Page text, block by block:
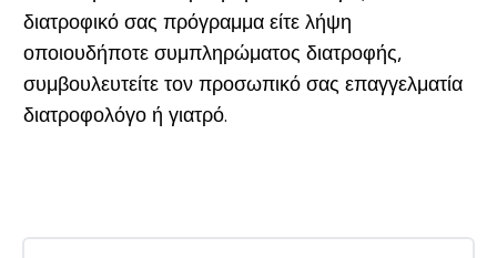
διατροφικό σας πρόγραμμα είτε λήψη
οποιουδήποτε συμπληρώματος διατροφής,
συμβουλευτείτε τον προσωπικό σας επαγγελματία
διατροφολόγο ή γιατρό.